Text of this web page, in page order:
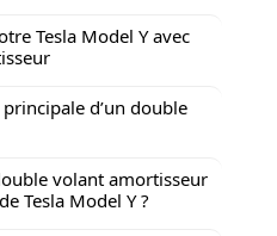
Tesla Model Y avec
d’un double
volant amortisseur
Tesla Model Y ?